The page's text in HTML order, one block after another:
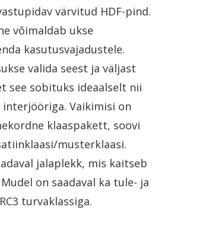
värvitud HDF-pind.
võimaldab ukse
kasutusvajadustele.
valida seest ja väljast
see sobituks ideaalselt nii
Vaikimisi on
klaaspakett, soovi
musterklaasi.
jalaplekk, mis kaitseb
on saadaval ka tule- ja
turvaklassiga.